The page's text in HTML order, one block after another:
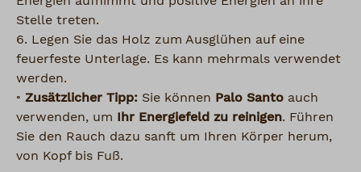
Stelle treten.
6. Legen Sie das Holz zum Ausglühen auf eine
feuerfeste Unterlage. Es kann mehrmals verwendet
werden.
◦ Zusätzlicher Tipp: Sie können Palo Santo auch
verwenden, um Ihr Energiefeld zu reinigen. Führen
Sie den Rauch dazu sanft um Ihren Körper herum,
von Kopf bis Fuß.